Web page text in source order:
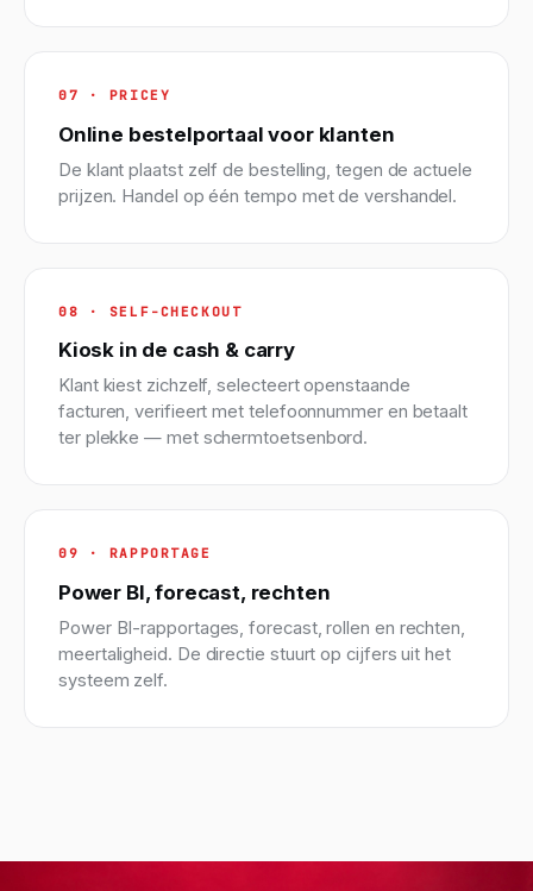
07 · PRICEY
Online bestelportaal voor klanten
De klant plaatst zelf de bestelling, tegen de actuele
prijzen. Handel op één tempo met de vershandel.
08 · SELF-CHECKOUT
Kiosk in de cash & carry
Klant kiest zichzelf, selecteert openstaande
facturen, verifieert met telefoonnummer en betaalt
ter plekke — met schermtoetsenbord.
09 · RAPPORTAGE
Power BI, forecast, rechten
Power BI-rapportages, forecast, rollen en rechten,
meertaligheid. De directie stuurt op cijfers uit het
systeem zelf.